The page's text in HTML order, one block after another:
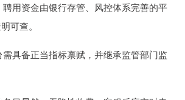
用资金由银行存管、风控体系完善的平
可查。
具备正当指标禀赋，并继承监管部门监